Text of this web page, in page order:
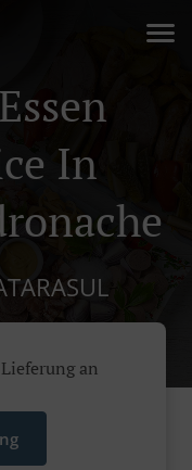
In
an